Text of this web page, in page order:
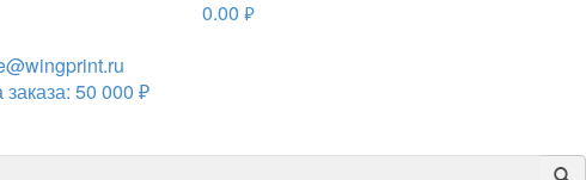
50 000 ₽
0.00 руб.